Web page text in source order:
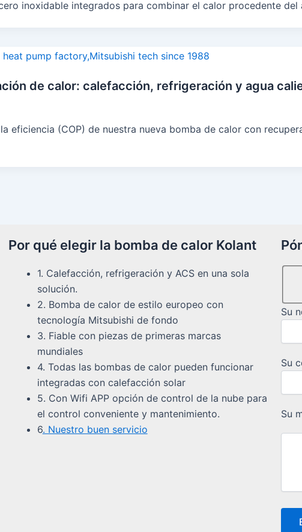
inoxidable integrados para combinar el calor procedente
de calor: calefacción, refrigeración y agua
eficiencia (COP) de nuestra nueva bomba de calor con
Por qué elegir la bomba de calor Kolant
1. Calefacción, refrigeración y ACS en una sola
solución.
2. Bomba de calor de estilo europeo con
tecnología Mitsubishi de fondo
3. Fiable con piezas de primeras marcas
mundiales
4. Todas las bombas de calor pueden funcionar
integradas con calefacción solar
5. Con Wifi APP opción de control de la nube para
el control conveniente y mantenimiento.
6. Nuestro buen servicio
Su
Su
Su